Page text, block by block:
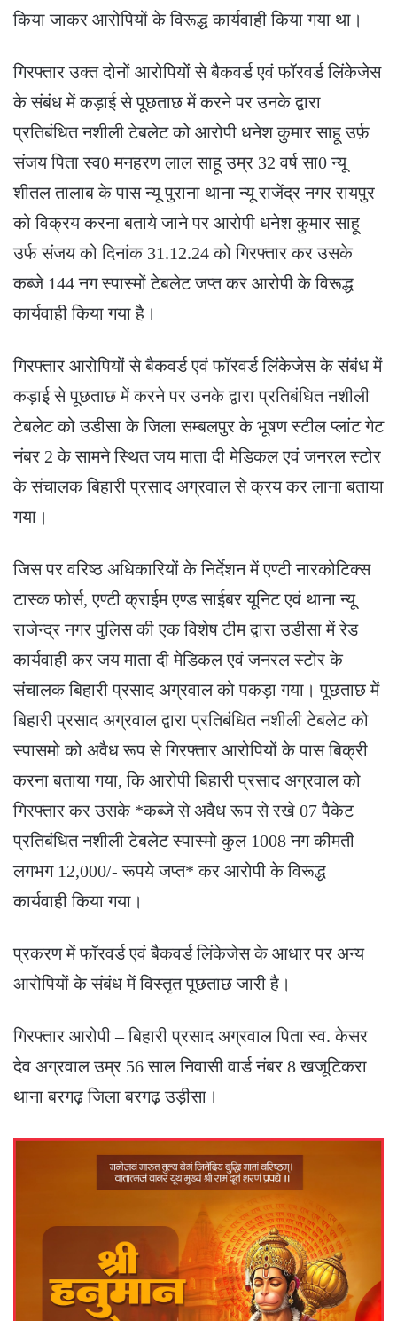
किया जाकर आरोपियों के विरूद्ध कार्यवाही किया गया था।
गिरफ्तार उक्त दोनों आरोपियों से बैकवर्ड एवं फॉरवर्ड लिंकेजेस
के संबंध में कड़ाई से पूछताछ में करने पर उनके द्वारा
प्रतिबंधित नशीली टेबलेट को आरोपी धनेश कुमार साहू उर्फ़
संजय पिता स्व0 मनहरण लाल साहू उम्र 32 वर्ष सा0 न्यू
शीतल तालाब के पास न्यू पुराना थाना न्यू राजेंद्र नगर रायपुर
को विक्रय करना बताये जाने पर आरोपी धनेश कुमार साहू
उर्फ संजय को दिनांक 31.12.24 को गिरफ्तार कर उसके
कब्जे 144 नग स्पास्मों टेबलेट जप्त कर आरोपी के विरूद्ध
कार्यवाही किया गया है।
गिरफ्तार आरोपियों से बैकवर्ड एवं फॉरवर्ड लिंकेजेस के संबंध में
कड़ाई से पूछताछ में करने पर उनके द्वारा प्रतिबंधित नशीली
टेबलेट को उडीसा के जिला सम्बलपुर के भूषण स्टील प्लांट गेट
नंबर 2 के सामने स्थित जय माता दी मेडिकल एवं जनरल स्टोर
के संचालक बिहारी प्रसाद अग्रवाल से क्रय कर लाना बताया
गया।
जिस पर वरिष्ठ अधिकारियों के निर्देशन में एण्टी नारकोटिक्स
टास्क फोर्स, एण्टी क्राईम एण्ड साईबर यूनिट एवं थाना न्यू
राजेन्द्र नगर पुलिस की एक विशेष टीम द्वारा उडीसा में रेड
कार्यवाही कर जय माता दी मेडिकल एवं जनरल स्टोर के
संचालक बिहारी प्रसाद अग्रवाल को पकड़ा गया। पूछताछ में
बिहारी प्रसाद अग्रवाल द्वारा प्रतिबंधित नशीली टेबलेट को
स्पासमो को अवैध रूप से गिरफ्तार आरोपियों के पास बिक्री
करना बताया गया, कि आरोपी बिहारी प्रसाद अग्रवाल को
गिरफ्तार कर उसके *कब्जे से अवैध रूप से रखे 07 पैकेट
प्रतिबंधित नशीली टेबलेट स्पास्मो कुल 1008 नग कीमती
लगभग 12,000/- रूपये जप्त* कर आरोपी के विरूद्ध
कार्यवाही किया गया।
प्रकरण में फॉरवर्ड एवं बैकवर्ड लिंकेजेस के आधार पर अन्य
आरोपियों के संबंध में विस्तृत पूछताछ जारी है।
गिरफ्तार आरोपी – बिहारी प्रसाद अग्रवाल पिता स्व. केसर
देव अग्रवाल उम्र 56 साल निवासी वार्ड नंबर 8 खजूटिकरा
थाना बरगढ़ जिला बरगढ़ उड़ीसा।